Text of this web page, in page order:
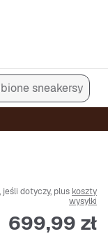
sneakersy
jeśli dotyczy, plus koszty
wysyłki
Cena
699,99 zł